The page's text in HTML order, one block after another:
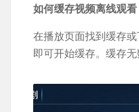
如何缓存视频离线观看
在播放页面找到缓存
即可开始缓存。缓存无